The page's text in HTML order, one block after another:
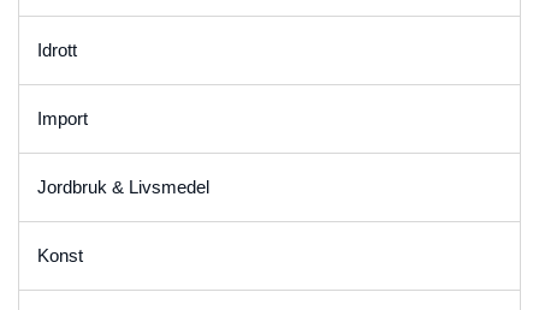
Idrott
Import
Jordbruk & Livsmedel
Konst